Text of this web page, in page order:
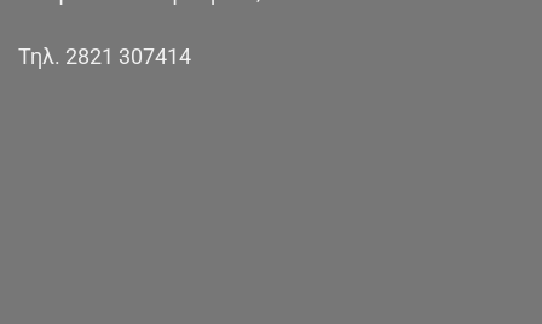
Τηλ. 2821 307414